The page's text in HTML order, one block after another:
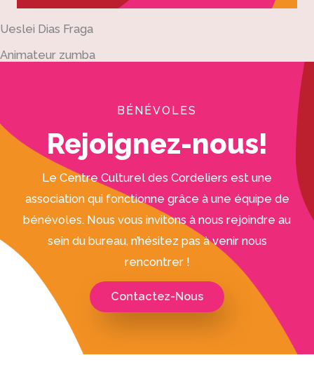
Ueslei Dias Fraga
Animateur zumba
BÉNÉVOLES
Rejoignez-nous!
Le Centre Culturel des Cordeliers est une
association qui fonctionne grâce à une équipe de
bénévoles. Nous vous invitons à nous rejoindre au
sein du bureau, n’hésitez pas à venir nous
rencontrer !
Contactez-Nous